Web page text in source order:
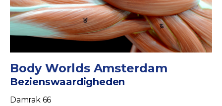
Body Worlds Amsterdam
Bezienswaardigheden
Damrak 66